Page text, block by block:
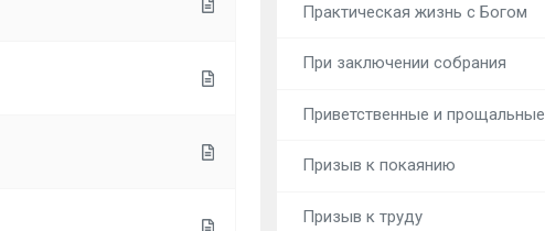
Практическая жизнь с Богом
При заключении собрания
Приветственные и прощальные
Призыв к покаянию
Призыв к труду